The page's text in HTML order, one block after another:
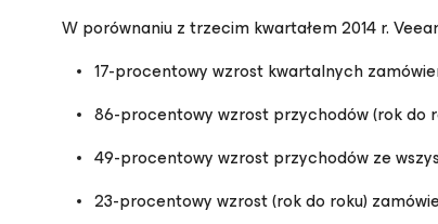
W porównaniu z trzecim kwartałem 2014 r.
17-procentowy wzrost kwartalnych
86-procentowy wzrost przychodów (rok do
49-procentowy wzrost przychodów ze
23-procentowy wzrost (rok do roku)